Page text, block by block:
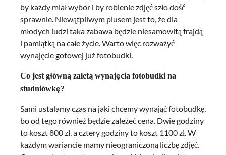
by każdy miał wybór i by robienie zdjęć szło dość
sprawnie. Niewątpliwym plusem jest to, że dla
młodych ludzi taka zabawa będzie niesamowitą frajdą
i pamiątką na całe życie. Warto więc rozważyć
wynajęcie gotowej już fotobudki.
Co jest główną zaletą wynajęcia fotobudki na
studniówkę?
Sami ustalamy czas na jaki chcemy wynająć fotobudkę,
bo od tego również będzie zależeć cena. Dwie godziny
to koszt 800 zł, a cztery godziny to koszt 1100 zł. W
każdym wariancie mamy nieograniczoną liczbę zdjęć.